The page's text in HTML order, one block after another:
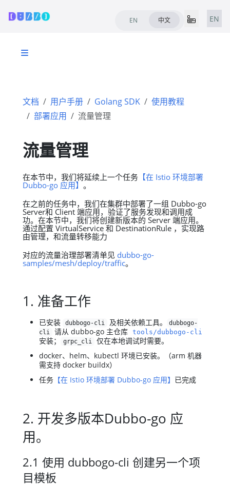
EN 中文 EN
文档 用户手册 Golang SDK
使用教程
部署应用
流量管理
流量管理
在本节中，我们将延续上一个任务 【在 Istio 环境部署
Dubbo-go 应用】 。
在之前的任务中，我们在集群中部署了一组 Dubbo-go
Server和 Client 端应用，验证了服务发现和调用成
功。在本节中，我们将创建新版本的 Server 端应用。
通过配置 VirtualService 和 DestinationRule ，实现路
由管理，和流量转移能力
对应的流量治理部署清单见 dubbo-go-
samples/mesh/deploy/traffic。
1. 准备工作
已安装 dubbogo-cli 及相关依赖工具。
dubbogo-
cli
请从 dubbo-go 主仓库 tools/dubbogo-cli
安装； grpc_cli
仅在本地调试时需要。
docker、helm、kubectl 环境已安装。（arm 机器
需支持 docker buildx）
任务 【在 Istio 环境部署 Dubbo-go 应用】 已完成
2. 开发多版本Dubbo-go 应
用。
2.1 使用 dubbogo-cli 创建另一个项
目模板